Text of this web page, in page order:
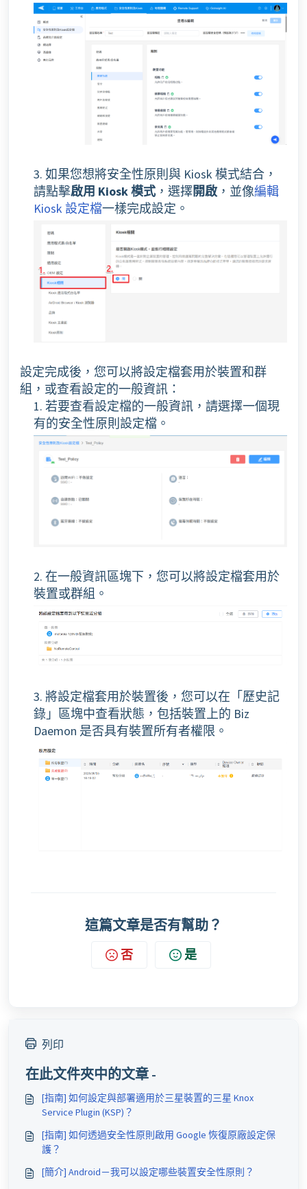
3. 如果您想將安全性原則與 Kiosk 模式結合，
請點擊啟用 Kiosk 模式，選擇開啟 ，並像編輯
Kiosk 設定檔一樣完成設定。
設定完成後，您可以將設定檔套用於裝置和群
組，或查看設定的一般資訊：
1. 若要查看設定檔的一般資訊，請選擇一個現
有的安全性原則設定檔。
2. 在一般資訊區塊下，您可以將設定檔套用於
裝置或群組。
3. 將設定檔套用於裝置後，您可以在「歷史記
錄」區塊中查看狀態，包括裝置上的 Biz
Daemon 是否具有裝置所有者權限。
這篇文章是否有幫助？
否 是
列印
在此文件夾中的文章 -
[指南] 如何設定與部署適用於三星裝置的三星 Knox
Service Plugin (KSP)？
[指南] 如何透過安全性原則啟用 Google 恢復原廠設定保
護？
[簡介] Android－我可以設定哪些裝置安全性原則？